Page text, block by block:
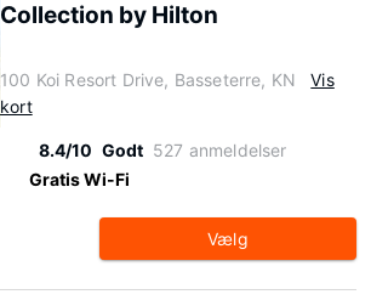
Collection by Hilton
100 Koi Resort Drive, Basseterre, KN
Vis
kort
8.4/10 Godt 527 anmeldelser
Gratis Wi-Fi
Vælg